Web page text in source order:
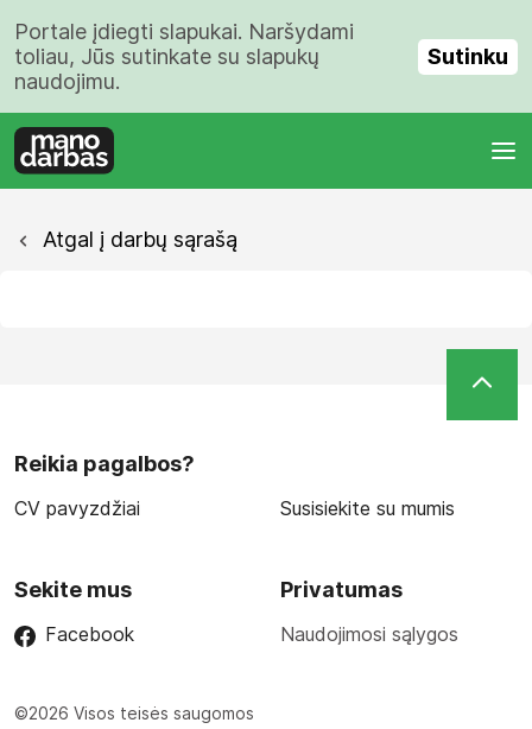
Portale įdiegti slapukai. Naršydami
toliau, Jūs sutinkate su slapukų
naudojimu.
Sutinku
Atgal į darbų sąrašą
Reikia pagalbos?
CV pavyzdžiai Susisiekite su mumis
Sekite mus
Facebook
Privatumas
Naudojimosi sąlygos
©2026 Visos teisės saugomos